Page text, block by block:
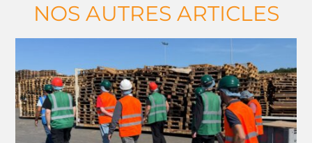
NOS AUTRES ARTICLES